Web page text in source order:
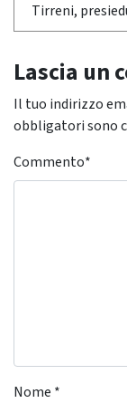
Tirreni,
Lascia un
Il tuo indirizzo
obbligatori sono
Commento*
Nome *